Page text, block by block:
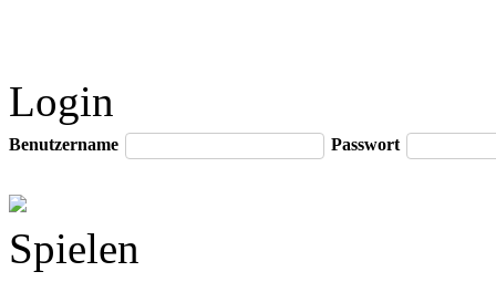
Login
Benutzername Passwort
Spielen